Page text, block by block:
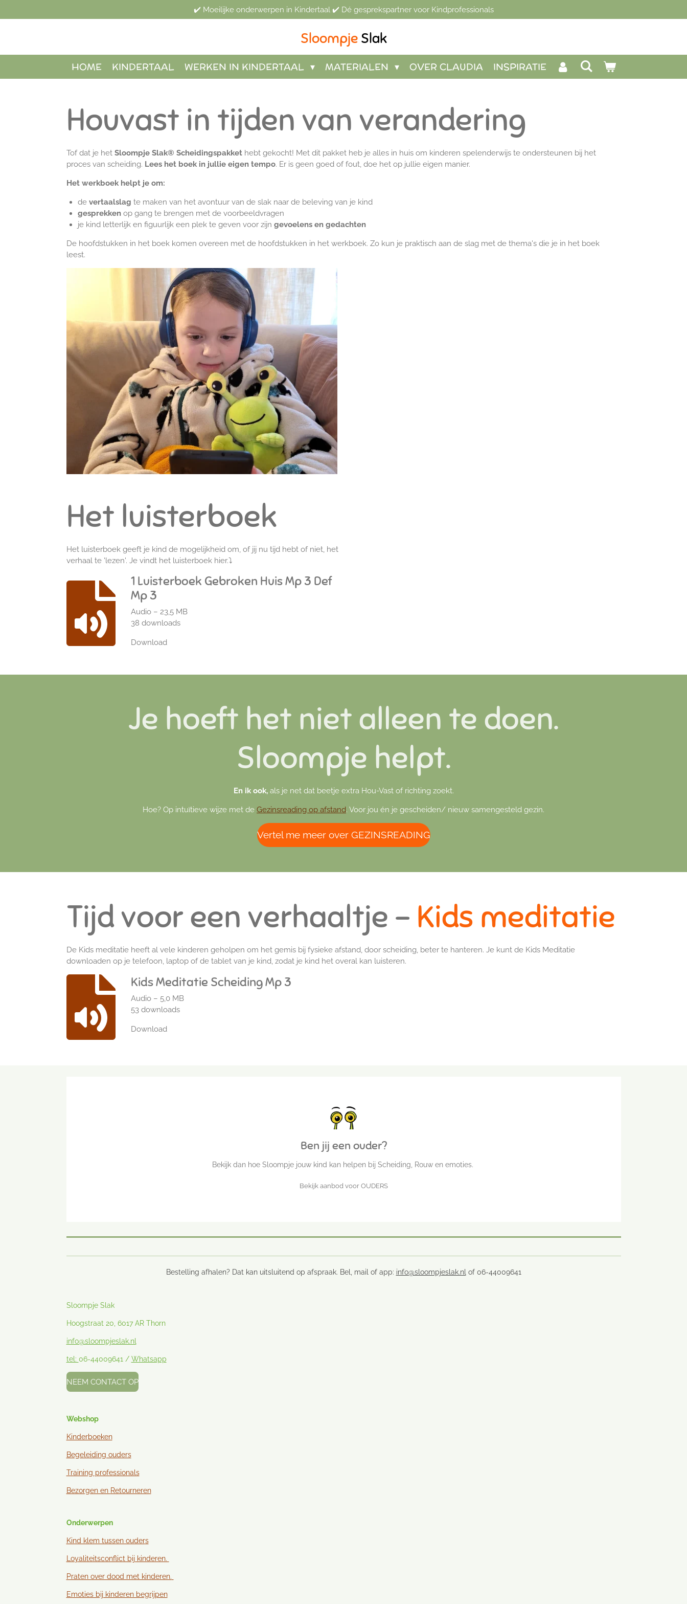
direct
hoofdinhoud
✔️ Moeilijke onderwerpen in Kindertaal ✔️ Dé gesprekspartner voor Kindprofessionals
Sloompje Slak
HOME KINDERTAAL WERKEN IN KINDERTAAL MATERIALEN OVER CLAUDIA INSPIRATIE
Houvast in tijden van verandering
Tof dat je het Sloompje Slak® Scheidingspakkethebt gekocht! Met dit pakket heb je alles in huis om kinderen spelenderwijs te ondersteunen bij het
proces van scheiding. Lees het boek in jullie eigen tempo. Er is geen goed of fout, doe het op jullie eigen manier.
Het werkboek helpt je om:
de vertaalslag te maken van het avontuur van de slak naar de beleving van je kind
gesprekken op gang te brengen met de voorbeeldvragen
je kind letterlijk en figuurlijk een plek te geven voor zijn gevoelens en gedachten
De hoofdstukken in het boek komen overeen met de hoofdstukken in het werkboek. Zo kun je praktisch aan de slag met de thema's die je in het boek
leest.
Het luisterboek
Het luisterboek geeft je kind de mogelijkheid om, of jij nu tijd hebt of niet, het
verhaal te 'lezen'. Je vindt het luisterboek hier.⤵
1 Luisterboek Gebroken Huis Mp 3 Def
Mp 3
Audio – 23,5 MB
38 downloads
Download
Je hoeft het niet alleen te doen.
Sloompje helpt.
En ik ook,als je net dat beetje extra Hou-Vast of richting zoekt.
Hoe? Op intuïtieve wijze met de Gezinsreading op afstand. Voor jou én je gescheiden/ nieuw samengesteld gezin.
Vertel me meer over GEZINSREADING
Tijd voor een verhaaltje - Kids meditatie
De Kids meditatie heeft al vele kinderen geholpen om het gemis bij fysieke afstand, door scheiding, beter te hanteren. Je kunt de Kids Meditatie
downloaden op je telefoon, laptop of de tablet van je kind, zodat je kind het overal kan luisteren.
Kids Meditatie Scheiding Mp 3
Audio – 5,0 MB
53 downloads
Download
Ben jij een ouder?
Bekijk dan hoe Sloompje jouw kind kan helpen bij Scheiding, Rouw en emoties.
Bekijk aanbod voor OUDERS
Bestelling afhalen? Dat kan uitsluitend op afspraak. Bel, mail of app: info@sloompjeslak.nlof 06-44009641
Sloompje Slak
Hoogstraat 20, 6017 AR Thorn
info@sloompjeslak.nl
tel: 06-44009641 / Whatsapp
NEEM CONTACT OP
Webshop
Kinderboeken
Begeleiding ouders
Training professionals
Bezorgen en Retourneren
Onderwerpen
Kind klem tussen ouders
Loyaliteitsconflict bij kinderen.
Praten over dood met kinderen.
Emoties bij kinderen begrijpen